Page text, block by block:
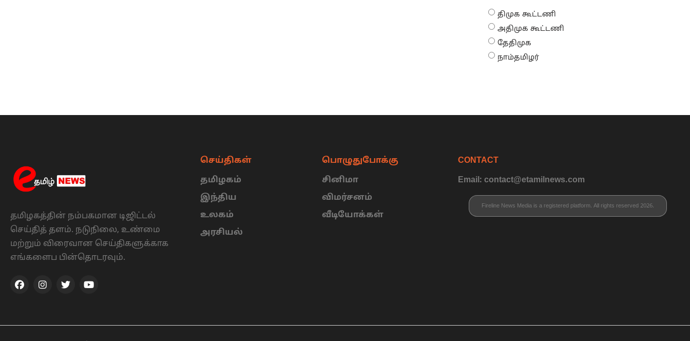
திமுக கூட்டணி
அதிமுக கூட்டணி
தேதிமுக
நாம்தமிழர்
தமிழகத்தின் நம்பகமான டிஜிட்டல்
செய்தித் தளம். நடுநிலை, உண்மை
மற்றும் விரைவான செய்திகளுக்காக
எங்களைப பின்தொடரவும்.
செய்திகள்
தமிழகம்
இந்திய
உலகம்
அரசியல்
பொழுதுபோக்கு
சினிமா
விமர்சனம்
வீடியோக்கள்
CONTACT
Email: contact@etamilnews.com
Fireline News Media is a registered platform. All rights reserved 2026.